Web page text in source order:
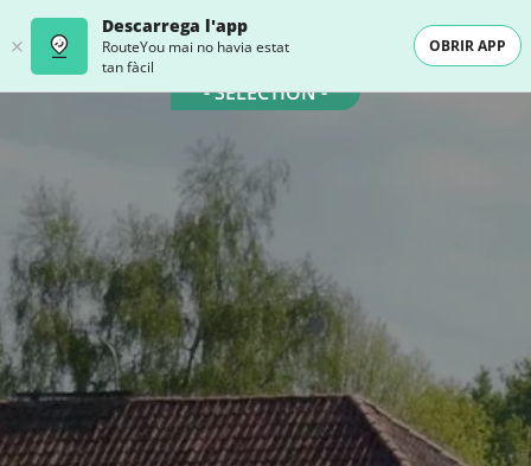
Descarrega l'app
RouteYou mai no havia estat
tan fàcil
OBRIR APP
- SELECTION -